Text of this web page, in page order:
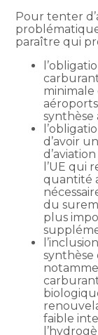
Pour tenter
paraître qui
minimale
synthèse
d’avoir
l’UE qui
quantité
du
plus
synthèse
faible